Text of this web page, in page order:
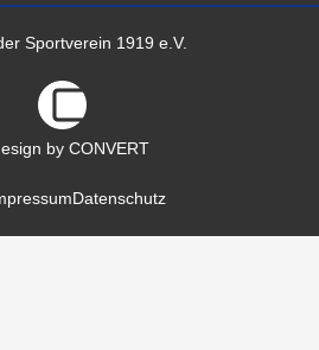
Sportverein 1919 e.V.
by CONVERT
Datenschutz